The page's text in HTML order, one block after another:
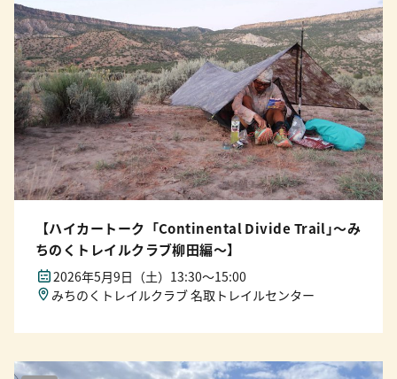
【ハイカートーク「Continental Divide Trail｣〜み
ちのくトレイルクラブ柳田編〜】
2026年5月9日（土）13:30〜15:00
みちのくトレイルクラブ 名取トレイルセンター